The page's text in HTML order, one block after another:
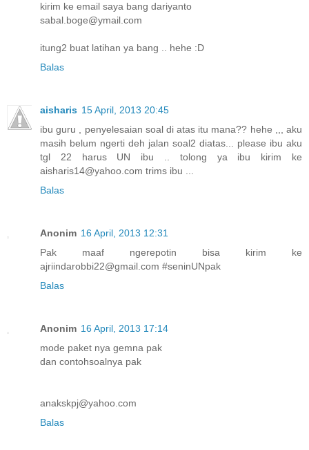
kirim ke email saya bang dariyanto
sabal.boge@ymail.com
itung2 buat latihan ya bang .. hehe :D
Balas
aisharis 15 April, 2013 20:45
ibu guru , penyelesaian soal di atas itu mana?? hehe ,,, aku
masih belum ngerti deh jalan soal2 diatas... please ibu aku
tgl 22 harus UN ibu .. tolong ya ibu kirim ke
aisharis14@yahoo.com trims ibu ...
Balas
Anonim 16 April, 2013 12:31
Pak maaf ngerepotin bisa kirim ke
ajriindarobbi22@gmail.com #seninUNpak
Balas
Anonim 16 April, 2013 17:14
mode paket nya gemna pak
dan contohsoalnya pak
anakskpj@yahoo.com
Balas